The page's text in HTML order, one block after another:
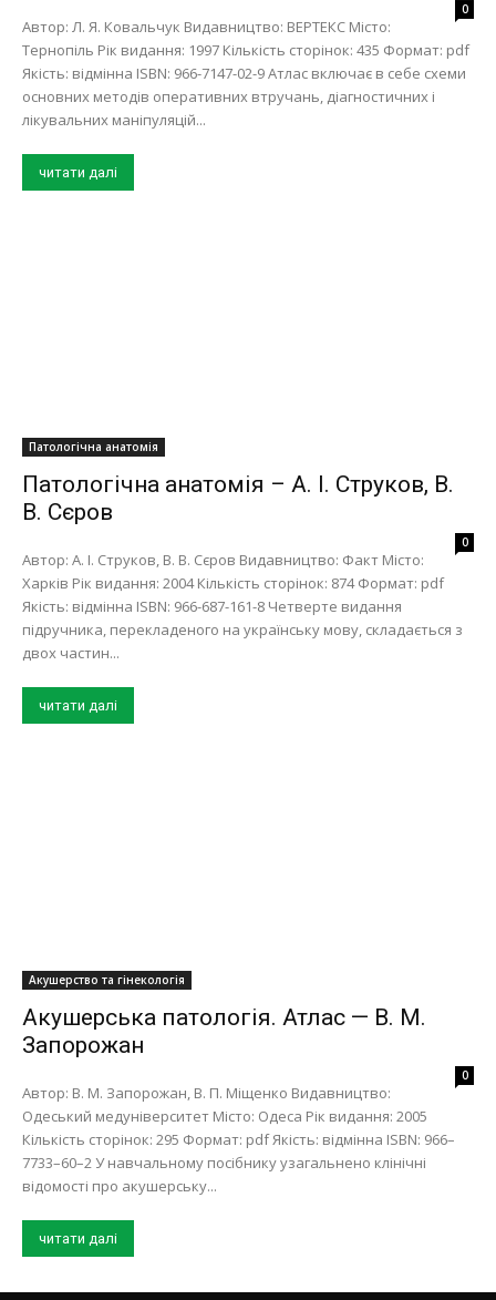
0
Автор: Л. Я. Ковальчук Видавництво: ВЕРТЕКС Місто:
Тернопіль Рік видання: 1997 Кількість сторінок: 435 Формат: pdf
Якість: відмінна ISBN: 966-7147-02-9 Атлас включає в себе схеми
основних методів оперативних втручань, діагностичних і
лікувальних маніпуляцій...
читати далі
Патологічна анатомія
Патологічна анатомія – А. І. Струков, В.
В. Сєров
0
Автор: А. І. Струков, В. В. Сєров Видавництво: Факт Місто:
Харків Рік видання: 2004 Кількість сторінок: 874 Формат: pdf
Якість: відмінна ISBN: 966-687-161-8 Четверте видання
підручника, перекладеного на українську мову, складається з
двох частин...
читати далі
Акушерство та гінекологія
Акушерська патологія. Атлас — В. М.
Запорожан
0
Автор: В. М. Запорожан, В. П. Міщенко Видавництво:
Одеський медуніверситет Місто: Одеса Рік видання: 2005
Кількість сторінок: 295 Формат: pdf Якість: відмінна ISBN: 966–
7733–60–2 У навчальному посiбнику узагальнено клiнiчнi
вiдомостi про акушерську...
читати далі